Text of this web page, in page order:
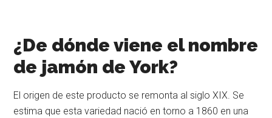
¿De dónde viene el nombre
de jamón de York?
El origen de este producto se remonta al siglo XIX. Se
estima que esta variedad nació en torno a 1860 en una